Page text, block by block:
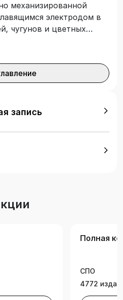
механизированной
электродом в
чугунов и цветных
приемы
шва.
сварочных
плавлением.
среднего
«Частично
запись
Полная
СПО
4772